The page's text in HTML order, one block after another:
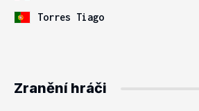
Torres Tiago
Zranění hráči